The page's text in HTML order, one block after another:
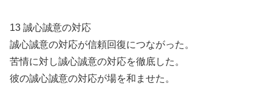
13 誠心誠意の対応
誠心誠意の対応が信頼回復につながった。
苦情に対し誠心誠意の対応を徹底した。
彼の誠心誠意の対応が場を和ませた。